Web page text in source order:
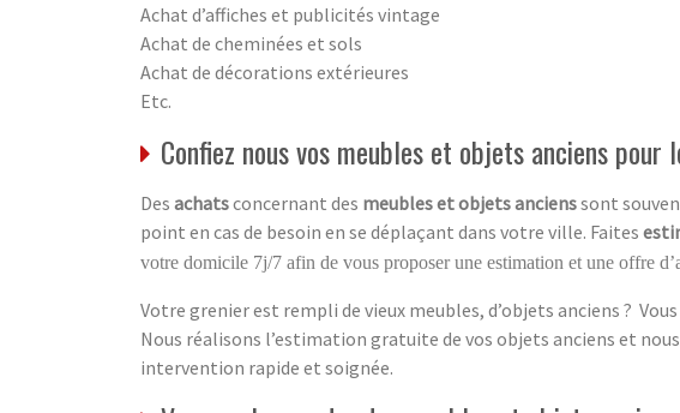
Achat d’affiches et publicités vintage
Achat de cheminées et sols
Achat de décorations extérieures
Etc.
Confiez nous vos meubles et objets anciens
Des achatsconcernant des meubles et objets ancienssont
point en cas de besoin en se déplaçant dans votre ville. Faites
votre domicile 7j/7 afin de vous proposer une estimation et une offre
Votre grenier est rempli de vieux meubles, d’objets anciens ?
Nous réalisons l’estimation gratuite de vos objets anciens et
intervention rapide et soignée.